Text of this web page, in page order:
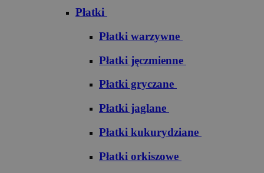
Płatki
Płatki warzywne
Płatki jęczmienne
Płatki gryczane
Płatki jaglane
Płatki kukurydziane
Płatki orkiszowe